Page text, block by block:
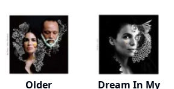
Older Dream In My